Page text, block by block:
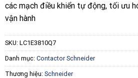
các mạch điều khiển tự động, tối ưu
vận hành
SKU: LC1E3810Q7
Danh mục: Contactor Schneider
Thương hiệu: Schneider